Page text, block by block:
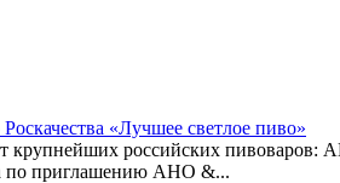
«Лучшее светлое пиво»
российских пивоваров:
по приглашению АНО &...